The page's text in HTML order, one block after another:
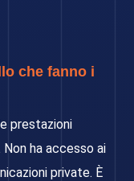
che fanno i
prestazioni
Non ha accesso ai
private. È